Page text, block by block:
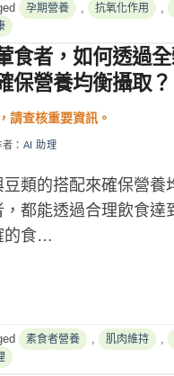
孕期營養 , 抗氧化作用 ,
食者，如何透過
保營養均衡攝取？
： AI 助理
類的搭配來確保營養
都能透過合理飲食達
的食…
素食者營養 , 肌肉維持 ,